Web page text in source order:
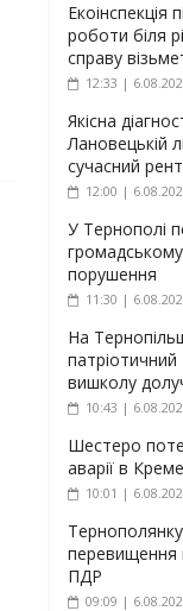
Екоінспекція
роботи біля
справу
12:33 |
Якісна
Лановецькій
сучасний
12:00 |
У Тернополі
порушення
11:30 |
На
патріотичний
вишколу
10:43 |
Шестеро
аварії в
10:01 |
перевищення
ПДР
09:09 |